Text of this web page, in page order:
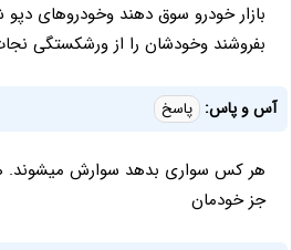
بازار خودرو سوق دهند وخودروهای دپو
بفروشند وخودشان را از ورشکستگی
آس و پاس: پاسخ
هر کس سواری بدهد سوارش
جز خودمان